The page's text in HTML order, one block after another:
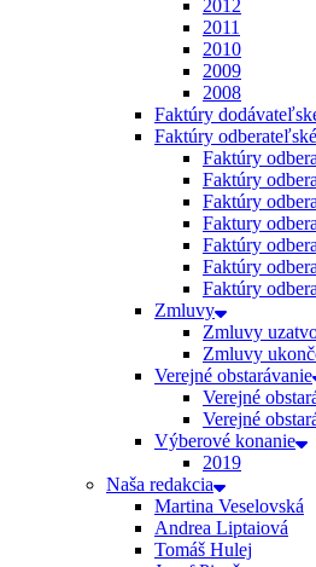
2012
2011
2010
2009
2008
Faktúry
Faktúry odberateľské
Faktúry
Faktúry
Faktúry
Faktury
Faktúry
Faktúry
Faktúry
Zmluvy
Zmluvy
Zmluvy
Verejné obstarávanie
Verejné
Verejné
Výberové konanie
2019
Naša redakcia
Martina Veselovská
Andrea Liptaiová
Tomáš Hulej